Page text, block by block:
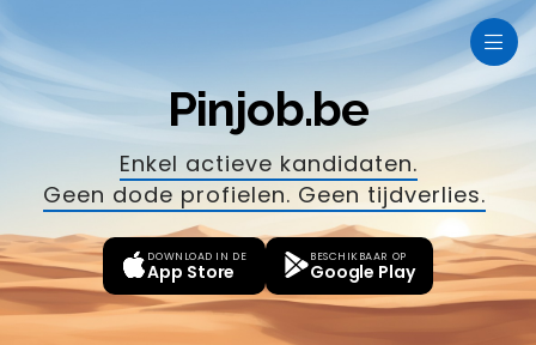
Pinjob.be
Enkel actieve kandidaten.
Geen dode profielen. Geen tijdverlies.
DOWNLOAD IN DE
App Store
BESCHIKBAAR OP
Google Play